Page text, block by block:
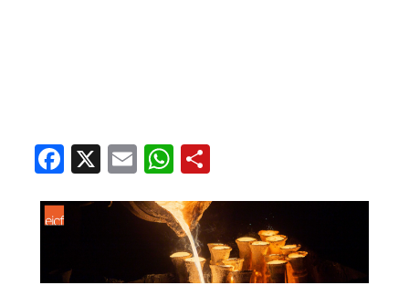
Facebook
X EmailWhatsApp
Share